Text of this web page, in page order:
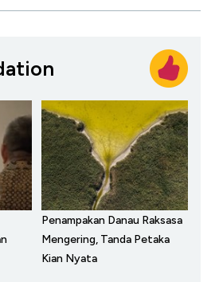
Penampakan Danau Raksasa
Mengering, Tanda Petaka
Kian Nyata